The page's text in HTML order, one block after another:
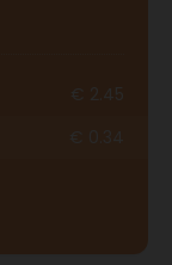
€ 2.45